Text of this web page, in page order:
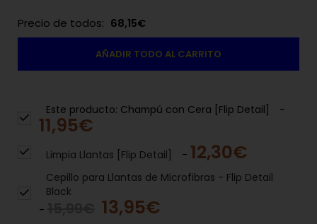
Precio de todos: 68,15€
AÑADIR TODO AL CARRITO
Este producto: Champú con Cera [Flip Detail] -
11,95€
Limpia Llantas [Flip Detail] - 12,30€
Cepillo para Llantas de Microfibras - Flip Detail
Black
-
13,95€